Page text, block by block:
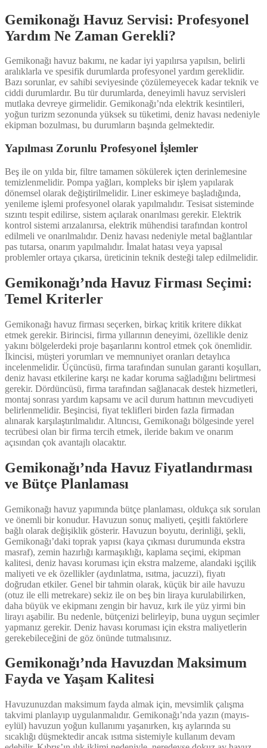
Gemikonağı Havuz Servisi: Profesyonel
Yardım Ne Zaman Gerekli?
Gemikonağı havuz bakımı, ne kadar iyi yapılırsa yapılsın, belirli
aralıklarla ve spesifik durumlarda profesyonel yardım gereklidir.
Bazı sorunlar, ev sahibi seviyesinde çözülemeyecek kadar teknik ve
ciddi durumlardır. Bu tür durumlarda, deneyimli havuz servisleri
mutlaka devreye girmelidir. Gemikonağı’nda elektrik kesintileri,
yoğun turizm sezonunda yüksek su tüketimi, deniz havası nedeniyle
ekipman bozulması, bu durumların başında gelmektedir.
Yapılması Zorunlu Profesyonel İşlemler
Beş ile on yılda bir, filtre tamamen sökülerek içten derinlemesine
temizlenmelidir. Pompa yağları, kompleks bir işlem yapılarak
dönemsel olarak değiştirilmelidir. Liner eskimeye başladığında,
yenileme işlemi profesyonel olarak yapılmalıdır. Tesisat sisteminde
sızıntı tespit edilirse, sistem açılarak onarılması gerekir. Elektrik
kontrol sistemi arızalanırsa, elektrik mühendisi tarafından kontrol
edilmeli ve onarılmalıdır. Deniz havası nedeniyle metal bağlantılar
pas tutarsa, onarım yapılmalıdır. İmalat hatası veya yapısal
problemler ortaya çıkarsa, üreticinin teknik desteği talep edilmelidir.
Gemikonağı’nda Havuz Firması Seçimi:
Temel Kriterler
Gemikonağı havuz firması seçerken, birkaç kritik kritere dikkat
etmek gerekir. Birincisi, firma yıllarının deneyimi, özellikle deniz
yakını bölgelerdeki proje başarılarını kontrol etmek çok önemlidir.
İkincisi, müşteri yorumları ve memnuniyet oranları detaylıca
incelenmelidir. Üçüncüsü, firma tarafından sunulan garanti koşulları,
deniz havası etkilerine karşı ne kadar koruma sağladığını belirtmesi
gerekir. Dördüncüsü, firma tarafından sağlanacak destek hizmetleri,
montaj sonrası yardım kapsamı ve acil durum hattının mevcudiyeti
belirlenmelidir. Beşincisi, fiyat teklifleri birden fazla firmadan
alınarak karşılaştırılmalıdır. Altıncısı, Gemikonağı bölgesinde yerel
tecrübesi olan bir firma tercih etmek, ileride bakım ve onarım
açısından çok avantajlı olacaktır.
Gemikonağı’nda Havuz Fiyatlandırması
ve Bütçe Planlaması
Gemikonağı havuz yapımında bütçe planlaması, oldukça sık sorulan
ve önemli bir konudur. Havuzun sonuç maliyeti, çeşitli faktörlere
bağlı olarak değişiklik gösterir. Havuzun boyutu, derinliği, şekli,
Gemikonağı’daki toprak yapısı (kaya çıkması durumunda ekstra
masraf), zemin hazırlığı karmaşıklığı, kaplama seçimi, ekipman
kalitesi, deniz havası koruması için ekstra malzeme, alandaki işçilik
maliyeti ve ek özellikler (aydınlatma, ısıtma, jacuzzi), fiyatı
doğrudan etkiler. Genel bir tahmin olarak, küçük bir aile havuzu
(otuz ile elli metrekare) sekiz ile on beş bin liraya kurulabilirken,
daha büyük ve ekipmanı zengin bir havuz, kırk ile yüz yirmi bin
lirayı aşabilir. Bu nedenle, bütçenizi belirleyip, buna uygun seçimler
yapmanız gerekir. Deniz havası koruması için ekstra maliyetlerin
gerekebileceğini de göz önünde tutmalısınız.
Gemikonağı’nda Havuzdan Maksimum
Fayda ve Yaşam Kalitesi
Havuzunuzdan maksimum fayda almak için, mevsimlik çalışma
takvimi planlayıp uygulanmalıdır. Gemikonağı’nda yazın (mayıs-
eylül) havuzun yoğun kullanımı yaşanırken, kış aylarında su
sıcaklığı düşmektedir ancak ısıtma sistemiyle kullanım devam